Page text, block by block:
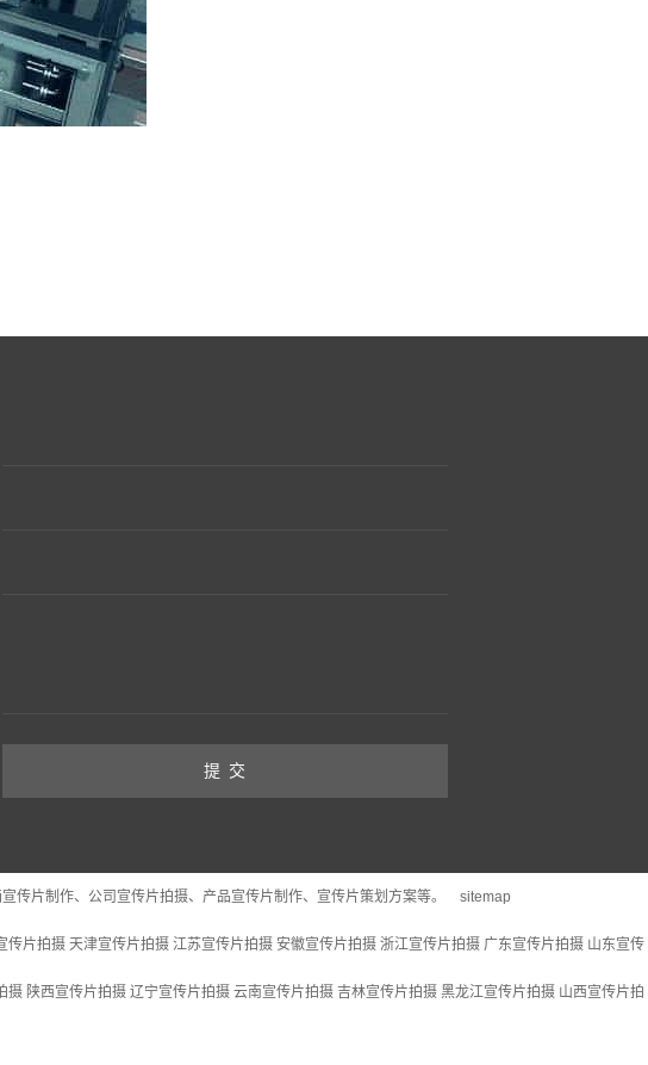
传片制作、公司宣传片拍摄、产品宣传片制作、宣传片策划方案等。 sitemap
传片拍摄 天津宣传片拍摄 江苏宣传片拍摄 安徽宣传片拍摄 浙江宣传片拍摄 广东宣传片拍摄 山东宣传
摄 陕西宣传片拍摄 辽宁宣传片拍摄 云南宣传片拍摄 吉林宣传片拍摄 黑龙江宣传片拍摄 山西宣传片拍